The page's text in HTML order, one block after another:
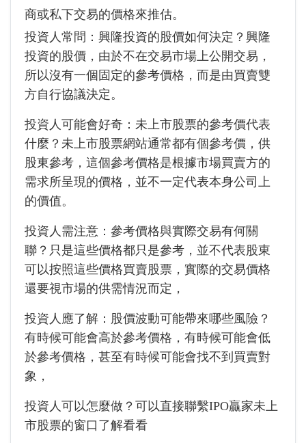
商或私下交易的價格來推估。
投資人常問：興隆投資的股價如何決定？興隆
投資的股價，由於不在交易市場上公開交易，
所以沒有一個固定的參考價格，而是由買賣雙
方自行協議決定。
投資人可能會好奇：未上市股票的參考價代表
什麼？未上市股票網站通常都有個參考價，供
股東參考，這個參考價格是根據市場買賣方的
需求所呈現的價格，並不一定代表本身公司上
的價值。
投資人需注意：參考價格與實際交易有何關
聯？只是這些價格都只是參考，並不代表股東
可以按照這些價格買賣股票，實際的交易價格
還要視市場的供需情況而定，
投資人應了解：股價波動可能帶來哪些風險？
有時候可能會高於參考價格，有時候可能會低
於參考價格，甚至有時候可能會找不到買賣對
象，
投資人可以怎麼做？可以直接聯繫IPO贏家未上
市股票的窗口了解看看